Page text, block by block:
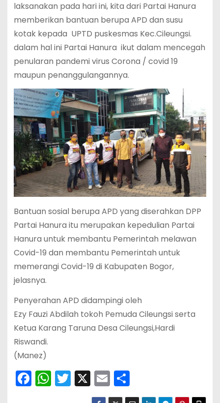
laksanakan pada hari ini, kita dari Partai Hanura
memberikan bantuan berupa APD dan susu
kotak kepada UPTD puskesmas Kec.Cileungsi.
dalam hal ini Partai Hanura ikut dalam mencegah
penularan pandemi virus Corona / covid 19
maupun penanggulangannya.
Bantuan sosial berupa APD yang diserahkan DPP
Partai Hanura itu merupakan kepedulian Partai
Hanura untuk membantu Pemerintah melawan
Covid-19 dan membantu Pemerintah untuk
memerangi Covid-19 di Kabupaten Bogor,
jelasnya.
Penyerahan APD didampingi oleh
Ezy Fauzi Abdilah tokoh Pemuda Cileungsi serta
Ketua Karang Taruna Desa Cileungsi,Hardi
Riswandi.
(Manez)
F
a
W
h
T
w
X E
m
S
h